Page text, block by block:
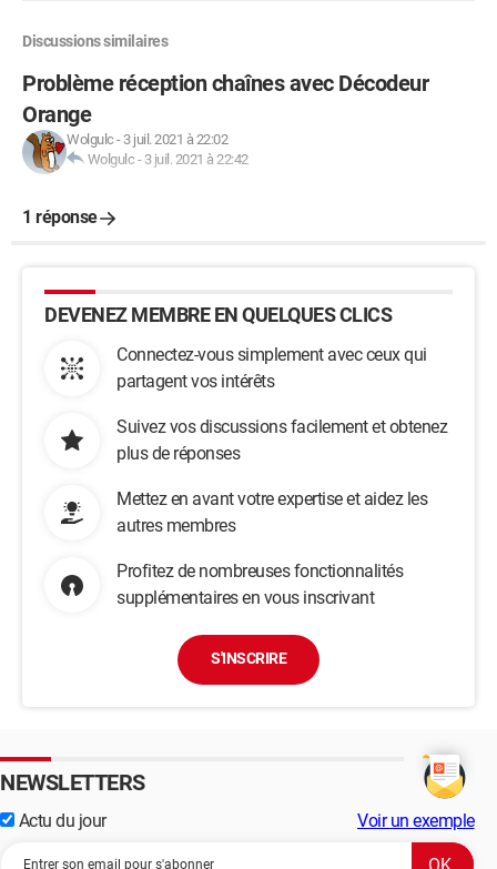
Discussions similaires
Problème réception chaînes avec Décodeur
Orange
Wolgulc - 3 juil. 2021 à 22:02
Wolgulc - 3 juil. 2021 à 22:42
1 réponse
DEVENEZ MEMBRE EN QUELQUES CLICS
Connectez-vous simplement avec ceux qui
partagent vos intérêts
Suivez vos discussions facilement et obtenez
plus de réponses
Mettez en avant votre expertise et aidez les
autres membres
Profitez de nombreuses fonctionnalités
supplémentaires en vous inscrivant
S'INSCRIRE
NEWSLETTERS
Actu du jour Voir un exemple